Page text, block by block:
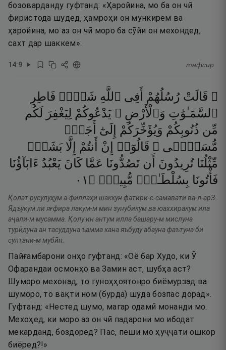
бозоварданду гуфтанд: «Ҳаройина, мо ба он чӣ
фиристода шудед, ҳамроҳи он мункирем ва
ҳаройина, мо аз он чӣ моро ба сӯйи он мехондед,
сахт дар шаккем».
14:9 тафсир
۞ قَالَتْ رُسُلُهُمْ أَفِى ٱللَّهِ شَكٌّۭ فَاطِرِ
ٱلسَّمَـٰوَٰتِ وَٱلْأَرْضِ ۖ يَدْعُوكُمْ لِيَغْفِرَ لَكُم
مِّن ذُنُوبِكُمْ وَيُؤَخِّرَكُمْ إِلَىٰٓ
أَجَلٍۢ
مُّسَمًّۭى ۚ قَالُوٓا۟ إِنْ أَنتُمْ إِلَّا بَشَرٌۭ
مِّثْلُنَا تُرِيدُونَ أَن تَصُدُّونَا عَمَّا كَانَ يَعْبُدُ ءَابَآؤُنَا
فَأْتُونَا بِسُلْطَـٰنٍۢ مُّبِينٍۢ ۝ ١٠
Қолат русулуҳум а-филлаҳи шаккун фатири-с-самавати ва-л-арЗ.
Ядъукум ли яғфира лакум-м мин зунубикум ва юаххиракум ила
аҷали-м мусамма. Қолу ин антум илла башару-м мислуна
турӣдуна ан тасуддуна ъамма кана яъбуду абауна фаътуна би
султани-м мубӣн.
Пайғамбарони онҳо гуфтанд: «Оё бар Худо, ки Ӯ
Офарандаи осмонҳо ва Замин аст, шубҳа аст?
Шуморо мехонад, то гуноҳҳоятонро биёмурзад ва
шуморо, то вақти ном (бурда) шуда бозпас дорад».
Гуфтанд: «Нестед шумо, магар одамӣ монанди мо.
Мехоҳед, ки моро аз он чӣ падарони мо ибодат
мекарданд, боздоред? Пас, пеши мо ҳуҷҷати ошкор
биёред?!»